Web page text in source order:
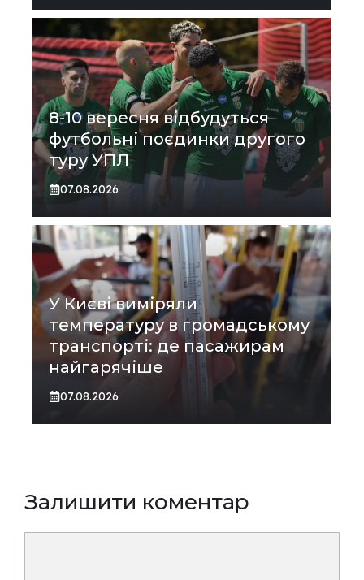
8-10 вересня відбудуться
футбольні поєдинки другого
туру УПЛ
07.08.2026
У Києві виміряли
температуру в громадському
транспорті: де пасажирам
найгарячіше
07.08.2026
Залишити коментар